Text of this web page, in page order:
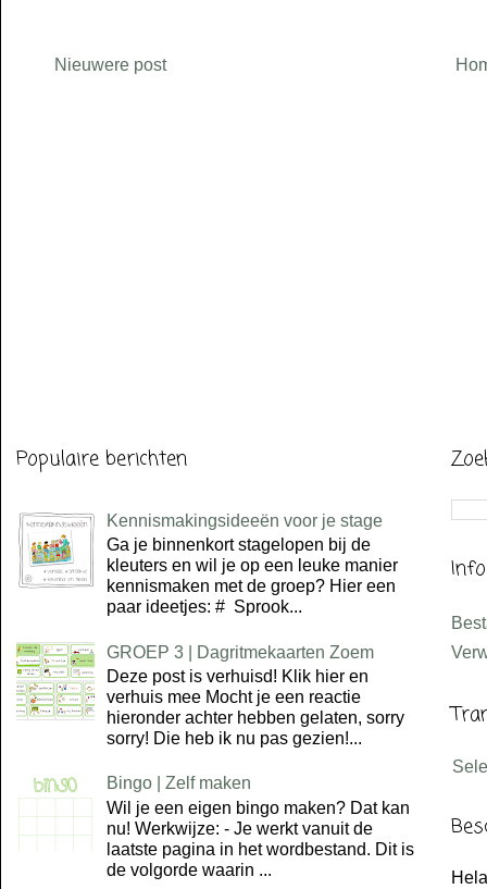
Nieuwere post
Populaire berichten
Kennismakingsideeën voor je stage
Ga je binnenkort stagelopen bij de
kleuters en wil je op een leuke manier
kennismaken met de groep? Hier een
paar ideetjes: # Sprook...
GROEP 3 | Dagritmekaarten Zoem
Deze post is verhuisd! Klik hier en
verhuis mee Mocht je een reactie
hieronder achter hebben gelaten, sorry
sorry! Die heb ik nu pas gezien!...
Bingo | Zelf maken
Wil je een eigen bingo maken? Dat kan
nu! Werkwijze: - Je werkt vanuit de
laatste pagina in het wordbestand. Dit is
de volgorde waarin ...